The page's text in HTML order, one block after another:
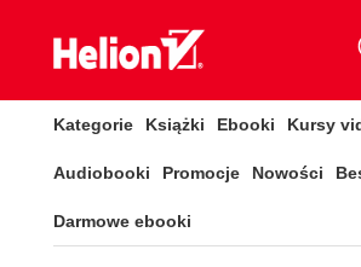
Kategorie Książki Ebooki Kursy
Audiobooki Promocje Nowości
Darmowe ebooki